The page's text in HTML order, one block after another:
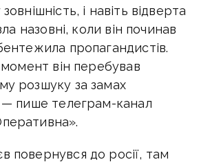
і навіть відверта
назовні, коли він починав
пропагандистів.
він перебував
розшуку за замах
— пише телеграм-канал
повернувся до росії, там